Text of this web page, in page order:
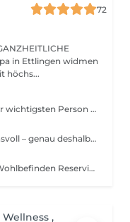
72
Menschen individuell mit höchs...
Angebot 179€ statt 243€ Es ist Zeit, der wichtigsten Person eine besondere Freude zu machen Mama Ob für Mütter oder werdende Mamas: Diese liebevoll gestaltete Day Spa Auszeit schenkt tiefe Entspannung, neue Energie und bewusste Selbstfürsorge. Der Day Spa Mamas Auszeit vereint wohltuende Körperbehandlungen, sanfte Entlastung und gepflegte Schönheit perfekt zum Abschalten, Loslassen und Auftanken. Inklusive Behandlungen im Überblick: 1. Fußpflege Basic inkl. Calluspeeling 50Min. oder Classic (inkl. Lackierung) 90Min. Pflegende Fußbehandlung mit sanfter Hornhautentfernung zur Förderung des Wohlbefindens. Ideal zur Entlastung müder Füße besonders wohltuend während oder nach der Schwangerschaft. 2. Brazilian Lymphdrainage / Schwangerschafts- & postnatale Massage 50Min. Sanfte, rhythmische Massage zur Aktivierung des Lymphsystems. Wirkt entstauend, beruhigend und unterstützt die natürliche Regeneration des Körpers ideal bei schweren Beinen, Wassereinlagerungen und Stress. 3. Flash Gesichtsbehandlung 30Min. Entspannende und pflegende Gesichtsbehandlung mit hochwertiger Naturkosmetik für frische Ausstrahlung und neue Energie. Reinigung, Pflege und bewusste Entspannung ein Moment ganz für dich. Deine Vorteile: - Tiefenentspannung für Körper & Geist. - Ideal für Mamas & werdende Mamas. - Mamas dürfen ihr Baby bei Bedarf gerne mitbringen. - Bitte gib uns bei der Buchung Bescheid, falls du Unterstützung benötigst wir kümmern uns liebevoll darum. - Ganzheitliches Spa-Erlebnis in Bioqualität und Hochleistung. - Hochwertige, natürliche Pflegeprodukte. - Ruhige, liebevolle Atmosphäre. Aktion gültig auf unbestimmte Zeit. Nach Beendigung der Aktion kann der Gutschein im Wert von 179,00 € für alle unsere Dienstleistungen und Produkte innerhalb eines Zeitraums von 3 Jahren eingelöst werden.
Das Leben ist oft schnell und anspruchsvoll – genau deshalb haben wir unseren absoluten Liebling kreiert: Der Supreme Beauty Day ist unser exklusives Rundum-Verwöhnpaket für dich. Freue dich auf eine perfekt abgestimmte Kombination aus Maniküre, Pediküre, Massage und Gesichtsbehandlung – alles an einem einzigen Tag. Angebot: 289€ statt 334€ Behandlungen im Überblick: 1. Entspannende Ganzkörpermassage 50Min. Wähle zwischen einer Vital Touch Massage oder einer Brazilian-Lymphdrainage. Löst Verspannungen, fördert die Durchblutung und unterstützt die bewusste Verbindung mit deinem Körper. Für tiefe Entspannung und energetische Balance. 2. Flash Ritual Facial - Gesichtsbehandlung 30Min. Luxuriöse Naturkosmetik von Phyt's - inklusive japanische Gesichtsmassage Kobido – natürliches Gesichtslifting. 3. Fußpflege 60Min. Inklusive sanfter Hornhautentfernung und ohne oder mit wahlweise Lackierung. Pflegt und verwöhnt müde Füße für ein rundum gepflegtes Wohlgefühl. 4. Maniküre 60Min. Handpflege mit Handmassage und ohne oder mit wahlweise Lackierung, für weiche, gepflegte Hände. Perfekt für kleine Verwöhnmomente und schöne Nägel. Erlebe tiefgehende Entspannung, gepflegte Schönheit und pure Erholung in einer Atmosphäre voller Komfort und stilvoller Eleganz – ganz so, wie du es vom Floripa Spa kennst. Gönn dir ein einzigartiges Spa-Erlebnis, bei dem Körper, Haut und Energie in vollkommene Harmonie kommen. Unser neuer Supreme Beauty Day wurde für alle geschaffen, die entschleunigen möchten, bewusst umsorgt werden wollen und sich innerlich wie äußerlich erneuert fühlen möchten.
Ruhe, Geborgenheit & ganzheitliches Wohlbefinden Reserviere wertvolle Zeit nur für dich und genieße ein entspanntes Spa-Erlebnis, das Körper, Geist und Seele verwöhnt. Perfekt für alle, die abschalten, loslassen und neue Energie tanken möchten. Im My Day Spa verbinden sich liebevoll ausgewählte Anwendungen zu einem harmonischen Wohlfühlerlebnis inklusive entspannender Massage, vitalisierendem Fußbad und erholsamer Pflege. Inklusive Behandlungen im Überblick: 1. Begrüßung & Tee von Team Dr. Joseph (Südtirol) Genieße eine Tasse hochwertigen Kräutertee als Einstieg in deinen entspannten Spa-Tag Ruhe, Genuss und Achtsamkeit von Anfang an. 2. Mani Express Schöne, gepflegte und hydratisierte Nägel 3. Vitalisierendes Fußbad Sanftes Fußbad zur Belebung der Sinne und zur Förderung des Wohlbefindens während der Maniküre. Bereitet Körper und Geist optimal auf die folgenden Behandlungen vor. 3. Vital Touch Ganzkörpermassage 50Min. Wohltuende Massage zur Lockerung der Muskulatur, Stressabbau und tiefem Entspannen. Ideal zur Förderung von Durchblutung, Energiefluss und innerer Balance. 4. Flash Ritual Facial - Gesichtsbehandlung 30Min. Luxuriöse Naturkosmetik von Phyt's - inklusive japanische Gesichtsmassage Kobido – natürliches Gesichtslifting. Alles mit Liebe für dich gestaltet! Preis & Aktion: 190,- € statt 267,- € Aktion gültig auf unbestimmte Zeit. Nach Beendigung der Aktion kann der Gutschein im Wert von 190,- € für alle Dienstleistungen und Produkte im Floripa Spa innerhalb eines Zeitraums von 3 Jahren eingelöst werden.